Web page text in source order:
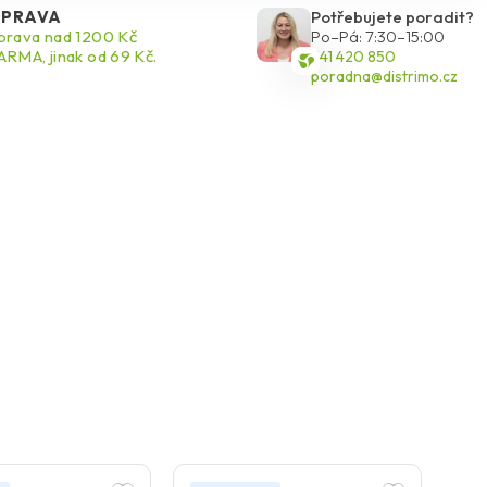
nad 1200 Kč
jinak od 69 Kč.
Potřebujete poradit?
Po–Pá: 7:30–15:00
541 420 850
poradna@distrimo.cz